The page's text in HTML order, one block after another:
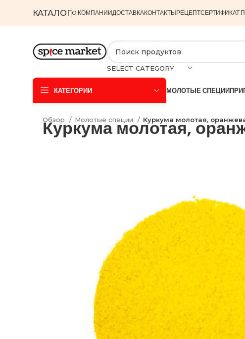
КАТАЛОГO КОМПАНИИДОСТАВКАКОНТАКТЫРЕЦЕПТСЕРТИФИКАТ
SELECT CATEGORY
КАТЕГОРИИ МОЛОТЫЕ СПЕЦИИ
Обзор Молотые специи Куркума молотая,
Куркума молотая,